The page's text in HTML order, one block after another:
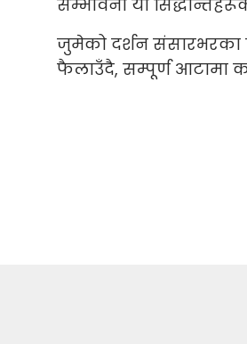
सम्भावना यी
जुमेको दर्शन
फैलाउँदै, सम्पूर्ण आटामा